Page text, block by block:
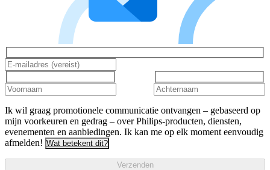
Ik wil graag promotionele communicatie ontvangen – gebaseerd op
mijn voorkeuren en gedrag – over Philips-producten, diensten,
evenementen en aanbiedingen. Ik kan me op elk moment eenvoudig
afmelden! Wat betekent dit?
Verzenden